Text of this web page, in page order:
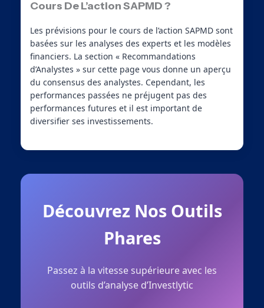
Cours De L’action SAPMD ?
Les prévisions pour le cours de l’action SAPMD sont
basées sur les analyses des experts et les modèles
financiers. La section « Recommandations
d’Analystes » sur cette page vous donne un aperçu
du consensus des analystes. Cependant, les
performances passées ne préjugent pas des
performances futures et il est important de
diversifier ses investissements.
Découvrez Nos Outils
Phares
Passez à la vitesse supérieure avec les
outils d’analyse d’Investlytic